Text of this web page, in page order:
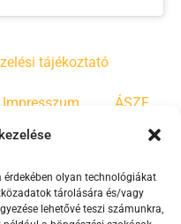
olyan technológiákat
tárolására és/vagy
lehetővé teszi számunkra,
tájékoztató
Impresszum ÁSZF
szabályzat